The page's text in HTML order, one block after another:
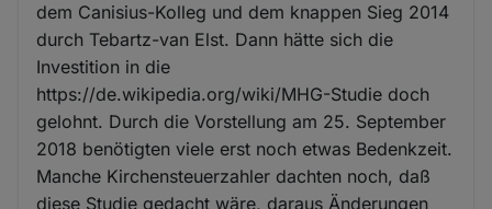
dem Canisius-Kolleg und dem knappen Sieg 2014
durch Tebartz-van Elst. Dann hätte sich die
Investition in die
https://de.wikipedia.org/wiki/MHG-Studie doch
gelohnt. Durch die Vorstellung am 25. September
2018 benötigten viele erst noch etwas Bedenkzeit.
Manche Kirchensteuerzahler dachten noch, daß
diese Studie gedacht wäre, daraus Änderungen